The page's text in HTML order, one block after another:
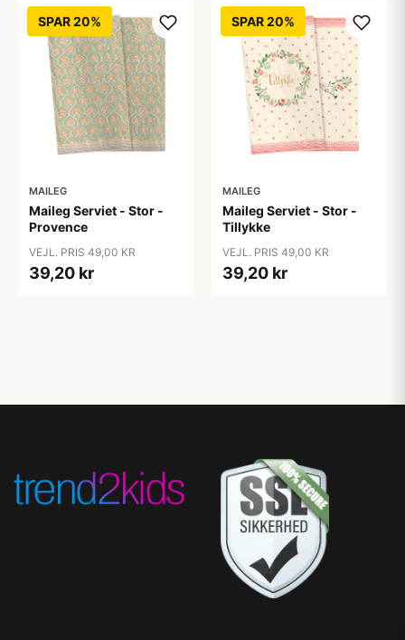
SPAR 20%
MAILEG
Maileg Serviet - Stor -
Provence
VEJL. PRIS 49,00 KR
39,20 kr
SPAR 20%
MAILEG
Maileg Serviet - Stor -
Tillykke
VEJL. PRIS 49,00 KR
39,20 kr